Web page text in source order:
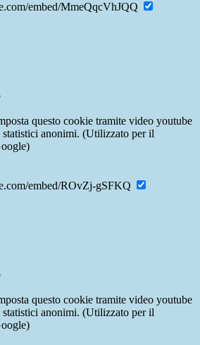
embed/MmeQqcVhJQQ
questo cookie tramite video youtube
statistici anonimi. (Utilizzato per il
embed/ROvZj-gSFKQ
questo cookie tramite video youtube
statistici anonimi. (Utilizzato per il